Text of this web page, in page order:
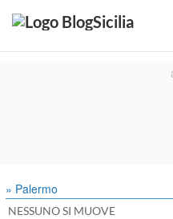
» Palermo
NESSUNO SI MUOVE